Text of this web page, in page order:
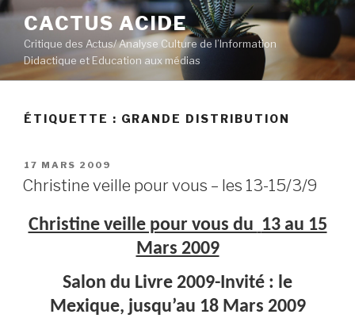
Aller
contenu
principal
CACTUS ACIDE
Critique des Actus/ Analyse Culture de l’Information
Didactique et Education aux médias
ÉTIQUETTE : GRANDE DISTRIBUTION
PUBLIÉ
LE
17 MARS 2009
Christine veille pour vous – les 13-15/3/9
Christine veille pour vous du 13 au 15
Mars 2009
Salon du Livre 2009-Invité : le
Mexique, jusqu’au 18 Mars 2009